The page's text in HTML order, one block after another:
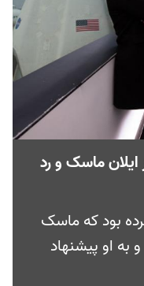
ماسک و رد
بود که ماسک
به او پیشنهاد